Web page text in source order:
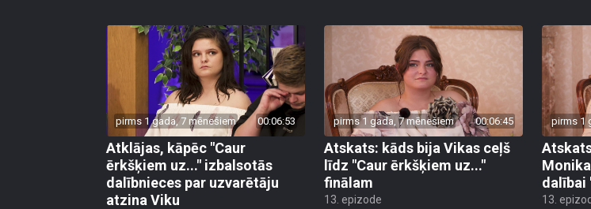
pirms 1 gada, 7 mēnešiem 00:06:53
Atklājas, kāpēc "Caur
ērkšķiem uz..." izbalsotās
dalībnieces par uzvarētāju
atzina Viku
pirms 1 gada, 7 mēnešiem 00:06:45
Atskats: kāds bija Vikas ceļš
līdz "Caur ērkšķiem uz..."
finālam
13. epizode
pirms 1
dalībai
13.